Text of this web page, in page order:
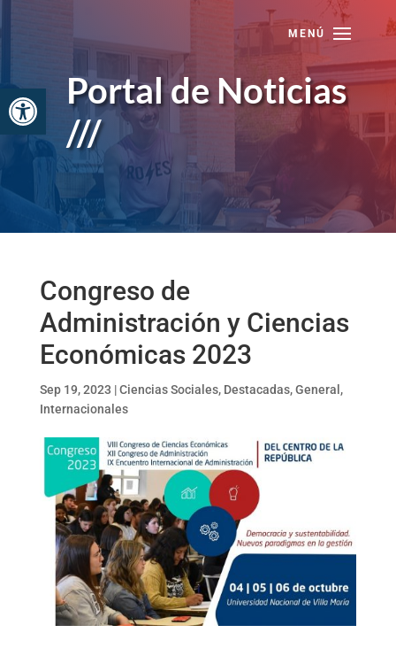
Abrir barra de herramientas
Portal de Noticias
///
Congreso de
Administración y Ciencias
Económicas 2023
Sep 19, 2023 |Ciencias Sociales, Destacadas,General ,
Internacionales